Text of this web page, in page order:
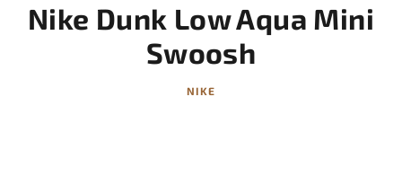
košík
Nike Dunk Low Aqua Mini
Swoosh
NIKE